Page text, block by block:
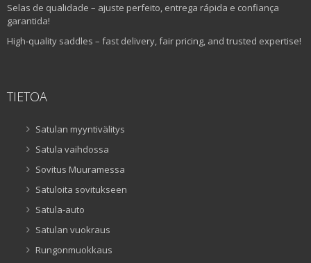
Selas de qualidade – ajuste perfeito, entrega rápida e confiança
garantida!
High-quality saddles – fast delivery, fair pricing, and trusted expertise!
TIETOA
Satulan myyntivälitys
Satula vaihdossa
Sovitus Muuramessa
Satuloita sovitukseen
Satula-auto
Satulan vuokraus
Rungonmuokkaus